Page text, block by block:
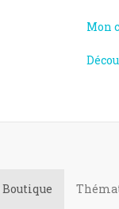
Mon
Boutique